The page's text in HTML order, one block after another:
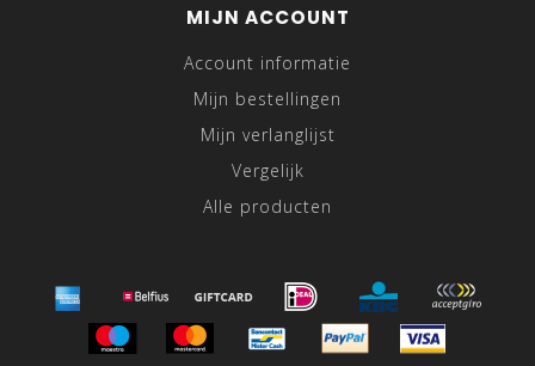
MIJN ACCOUNT
Account informatie
Mijn bestellingen
Mijn verlanglijst
Vergelijk
Alle producten